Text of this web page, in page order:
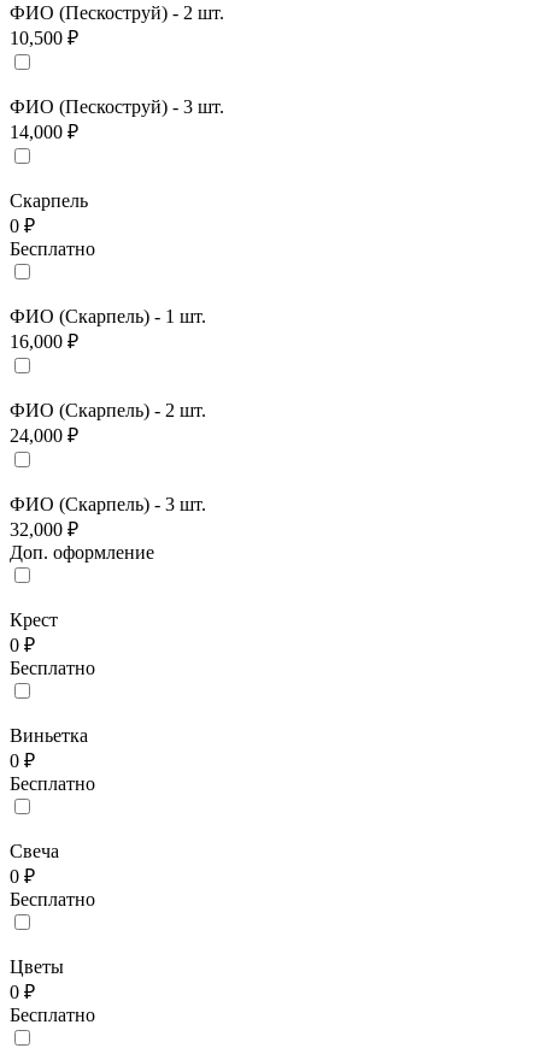
ФИО (Пескоструй) - 2 шт.
10,500 ₽
ФИО (Пескоструй) - 3 шт.
14,000 ₽
Скарпель
0 ₽
Бесплатно
ФИО (Скарпель) - 1 шт.
16,000 ₽
ФИО (Скарпель) - 2 шт.
24,000 ₽
ФИО (Скарпель) - 3 шт.
32,000 ₽
Доп. оформление
Крест
0 ₽
Бесплатно
Виньетка
0 ₽
Бесплатно
Свеча
0 ₽
Бесплатно
Цветы
0 ₽
Бесплатно